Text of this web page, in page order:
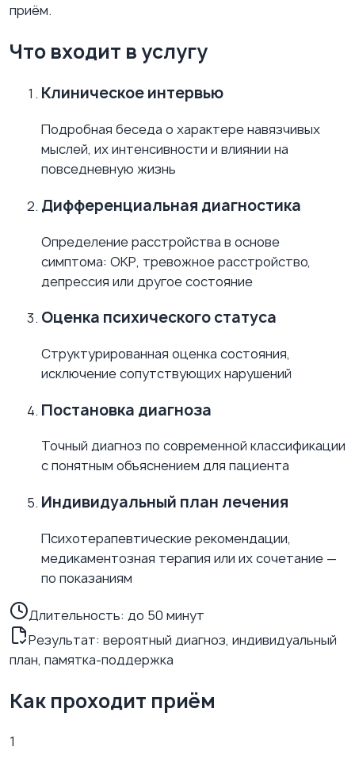
приём.
Что входит в услугу
Клиническое интервью
Подробная беседа о характере навязчивых
мыслей, их интенсивности и влиянии на
повседневную жизнь
Дифференциальная диагностика
Определение расстройства в основе
симптома: ОКР, тревожное расстройство,
депрессия или другое состояние
Оценка психического статуса
Структурированная оценка состояния,
исключение сопутствующих нарушений
Постановка диагноза
Точный диагноз по современной классификации
с понятным объяснением для пациента
Индивидуальный план лечения
Психотерапевтические рекомендации,
медикаментозная терапия или их сочетание —
по показаниям
Длительность: до 50 минут
Результат: вероятный диагноз, индивидуальный
план, памятка-поддержка
Как проходит приём
1